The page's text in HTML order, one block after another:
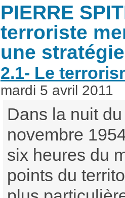
PIERRE
terroriste
une
2.1- Le
mardi 5 avril 2011
Dans la nuit
novembre
six heures du
points du